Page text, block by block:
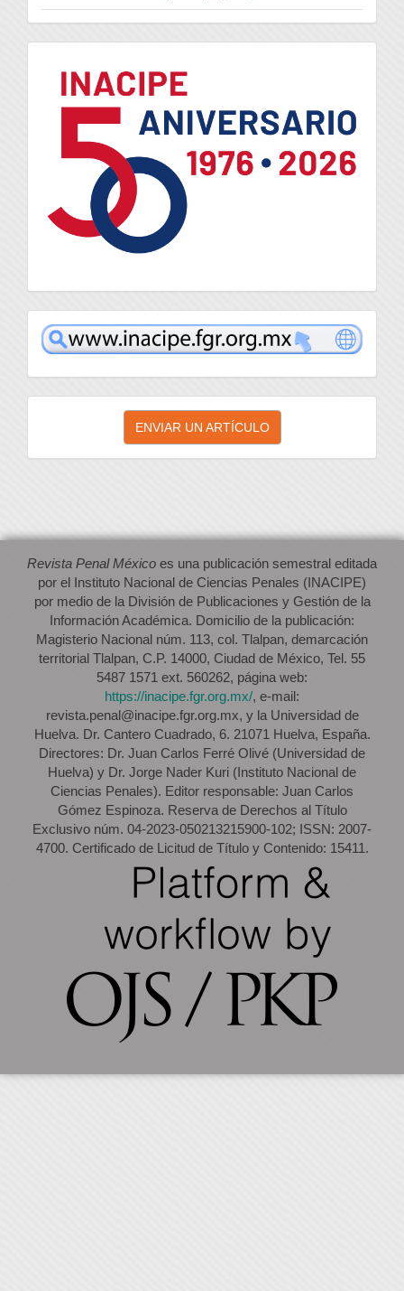
logo
inacipe
Enviar
artículo
ENVIAR UN ARTÍCULO
Revista Penal México es una publicación semestral editada
por el Instituto Nacional de Ciencias Penales (INACIPE)
por medio de la División de Publicaciones y Gestión de la
Información Académica. Domicilio de la publicación:
Magisterio Nacional núm. 113, col. Tlalpan, demarcación
territorial Tlalpan, C.P. 14000, Ciudad de México, Tel. 55
5487 1571 ext. 560262, página web:
https://inacipe.fgr.org.mx/, e-mail:
revista.penal@inacipe.fgr.org.mx, y la Universidad de
Huelva. Dr. Cantero Cuadrado, 6. 21071 Huelva, España.
Directores: Dr. Juan Carlos Ferré Olivé (Universidad de
Huelva) y Dr. Jorge Nader Kuri (Instituto Nacional de
Ciencias Penales). Editor responsable: Juan Carlos
Gómez Espinoza. Reserva de Derechos al Título
Exclusivo núm. 04-2023-050213215900-102; ISSN: 2007-
4700. Certificado de Licitud de Título y Contenido: 15411.